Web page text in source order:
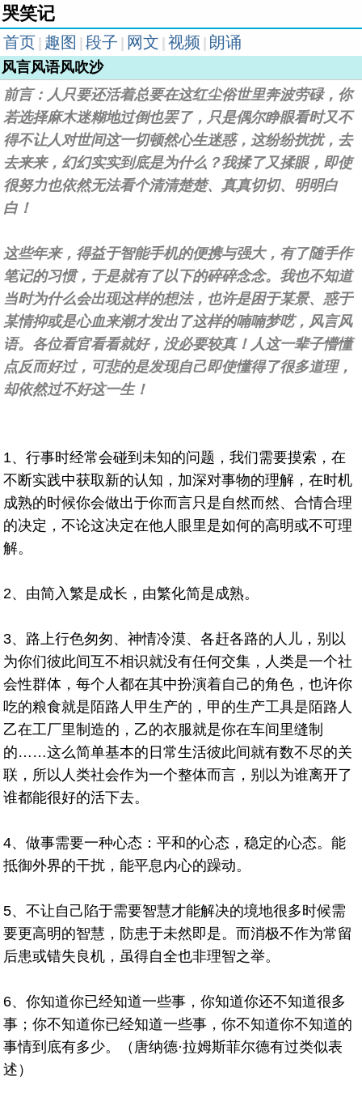
哭笑记
首页 趣图 段子 网文 视频 朗诵
风言风语风吹沙
前言：人只要还活着总要在这红尘俗世里奔波劳碌，你
若选择麻木迷糊地过倒也罢了，只是偶尔睁眼看时又不
得不让人对世间这一切顿然心生迷惑，这纷纷扰扰，去
去来来，幻幻实实到底是为什么？我揉了又揉眼，即使
很努力也依然无法看个清清楚楚、真真切切、明明白
白！
这些年来，得益于智能手机的便携与强大，有了随手作
笔记的习惯，于是就有了以下的碎碎念念。我也不知道
当时为什么会出现这样的想法，也许是困于某景、惑于
某情抑或是心血来潮才发出了这样的喃喃梦呓，风言风
语。各位看官看看就好，没必要较真！人这一辈子懵懂
点反而好过，可悲的是发现自己即使懂得了很多道理，
却依然过不好这一生！
1、行事时经常会碰到未知的问题，我们需要摸索，在
不断实践中获取新的认知，加深对事物的理解，在时机
成熟的时候你会做出于你而言只是自然而然、合情合理
的决定，不论这决定在他人眼里是如何的高明或不可理
解。
2、由简入繁是成长，由繁化简是成熟。
3、路上行色匆匆、神情冷漠、各赶各路的人儿，别以
为你们彼此间互不相识就没有任何交集，人类是一个社
会性群体，每个人都在其中扮演着自己的角色，也许你
吃的粮食就是陌路人甲生产的，甲的生产工具是陌路人
乙在工厂里制造的，乙的衣服就是你在车间里缝制
的……这么简单基本的日常生活彼此间就有数不尽的关
联，所以人类社会作为一个整体而言，别以为谁离开了
谁都能很好的活下去。
4、做事需要一种心态：平和的心态，稳定的心态。能
抵御外界的干扰，能平息内心的躁动。
5、不让自己陷于需要智慧才能解决的境地很多时候需
要更高明的智慧，防患于未然即是。而消极不作为常留
后患或错失良机，虽得自全也非理智之举。
6、你知道你已经知道一些事，你知道你还不知道很多
事；你不知道你已经知道一些事，你不知道你不知道的
事情到底有多少。（唐纳德·拉姆斯菲尔德有过类似表
述）